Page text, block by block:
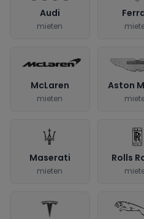
Audi
mieten
McLaren
mieten
Aston
Maserati
mieten
Rolls